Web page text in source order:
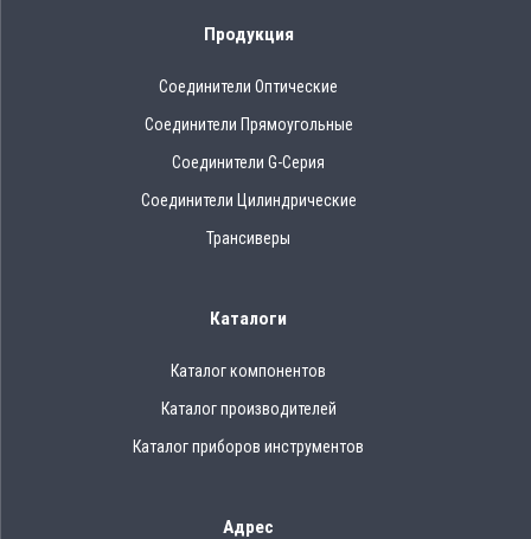
Продукция
Соединители Оптические
Соединители Прямоугольные
Соединители G-Серия
Соединители Цилиндрические
Трансиверы
Каталоги
Каталог компонентов
Каталог производителей
Каталог приборов инструментов
Адрес